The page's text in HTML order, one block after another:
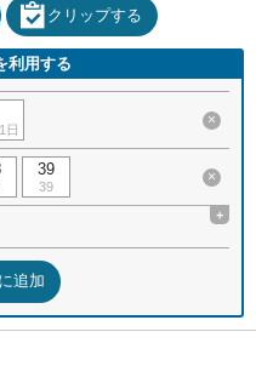
クリップする
利用する
日
×
39
39
×
+
追加